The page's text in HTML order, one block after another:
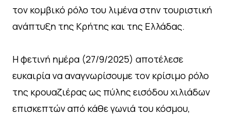
τον κομβικό ρόλο του λιμένα στην τουριστική
ανάπτυξη της Κρήτης και της Ελλάδας.
Η φετινή ημέρα (27/9/2025) αποτέλεσε
ευκαιρία να αναγνωρίσουμε τον κρίσιμο ρόλο
της κρουαζιέρας ως πύλης εισόδου χιλιάδων
επισκεπτών από κάθε γωνιά του κόσμου,